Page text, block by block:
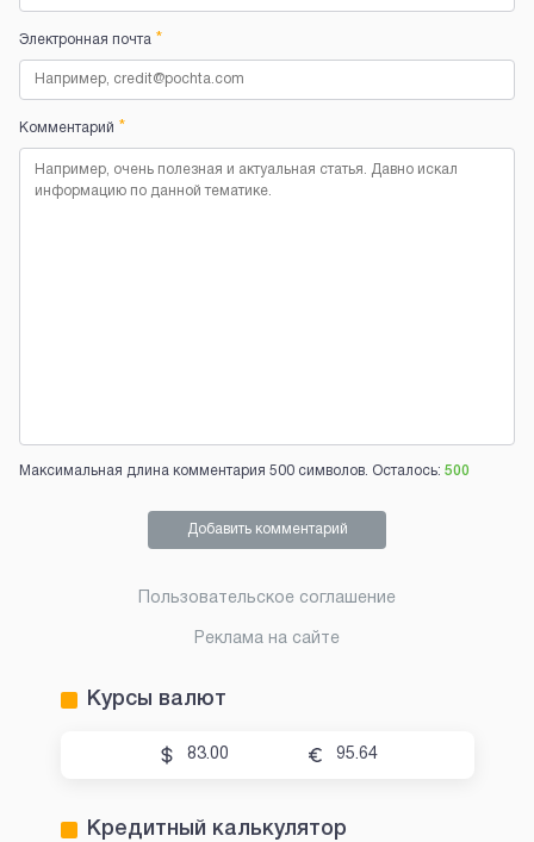
Электронная почта *
Комментарий *
Максимальная длина комментария 500 символов. Осталось: 500
Добавить комментарий
Пользовательское соглашение
Реклама на сайте
Курсы валют
83.00 95.64
Кредитный калькулятор